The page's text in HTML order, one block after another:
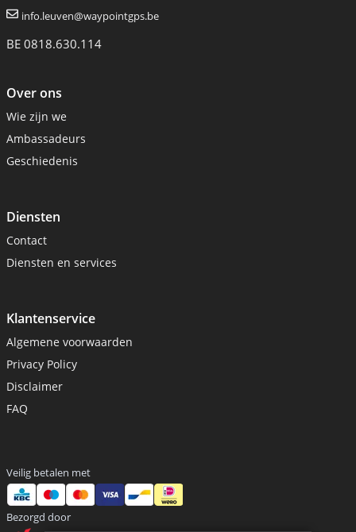
info.leuven@waypointgps.be
BE 0818.630.114
Over ons
Wie zijn we
Ambassadeurs
Geschiedenis
Diensten
Contact
Diensten en services
Klantenservice
Algemene voorwaarden
Privacy Policy
Disclaimer
FAQ
Veilig betalen met
Bezorgd door